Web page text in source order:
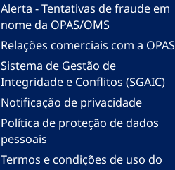
Alerta - Tentativas de fraude em
nome da OPAS/OMS
Relações comerciais com a OPAS
Sistema de Gestão de
Integridade e Conflitos (SGAIC)
Notificação de privacidade
Política de proteção de dados
pessoais
Termos e condições de uso do